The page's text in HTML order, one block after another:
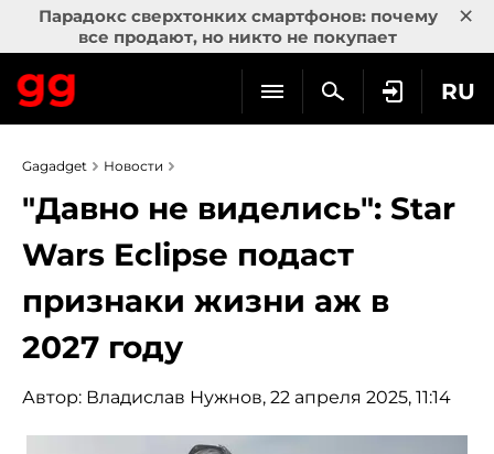
Парадокс сверхтонких смартфонов: почему
все продают, но никто не покупает
×
RU
Gagadget Новости
"Давно не виделись": Star
Wars Eclipse подаст
признаки жизни аж в
2027 году
Автор: Владислав Нужнов, 22 апреля 2025, 11:14